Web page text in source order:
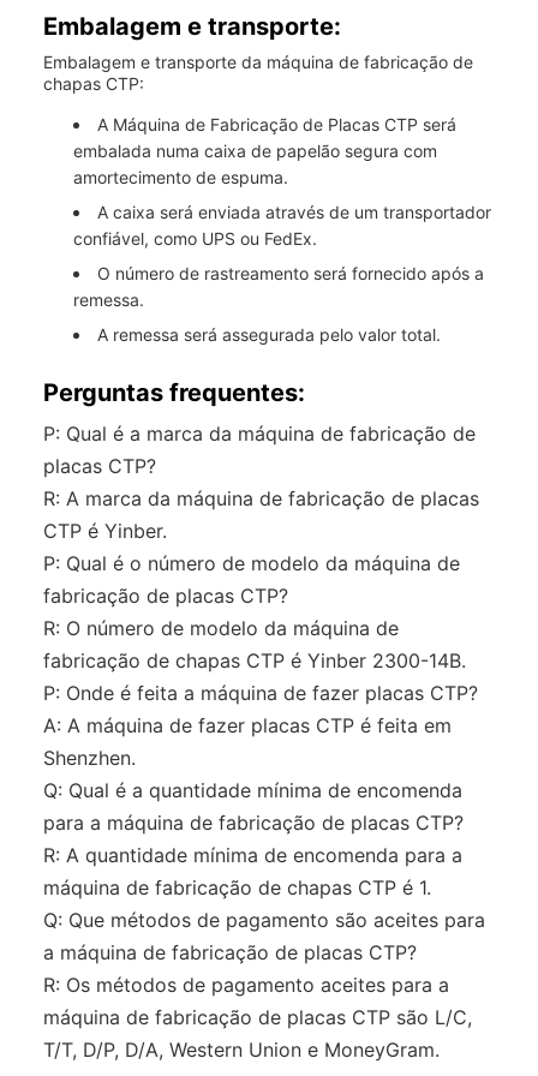
Embalagem e transporte:
Embalagem e transporte da máquina de fabricação de
chapas CTP:
A Máquina de Fabricação de Placas CTP será
embalada numa caixa de papelão segura com
amortecimento de espuma.
A caixa será enviada através de um transportador
confiável, como UPS ou FedEx.
O número de rastreamento será fornecido após a
remessa.
A remessa será assegurada pelo valor total.
Perguntas frequentes:
P: Qual é a marca da máquina de fabricação de
placas CTP?
R: A marca da máquina de fabricação de placas
CTP é Yinber.
P: Qual é o número de modelo da máquina de
fabricação de placas CTP?
R: O número de modelo da máquina de
fabricação de chapas CTP é Yinber 2300-14B.
P: Onde é feita a máquina de fazer placas CTP?
A: A máquina de fazer placas CTP é feita em
Shenzhen.
Q: Qual é a quantidade mínima de encomenda
para a máquina de fabricação de placas CTP?
R: A quantidade mínima de encomenda para a
máquina de fabricação de chapas CTP é 1.
Q: Que métodos de pagamento são aceites para
a máquina de fabricação de placas CTP?
R: Os métodos de pagamento aceites para a
máquina de fabricação de placas CTP são L/C,
T/T, D/P, D/A, Western Union e MoneyGram.